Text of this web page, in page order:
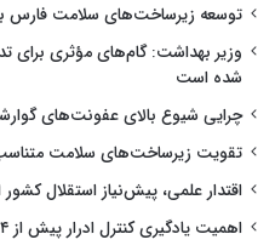
توسعه زیرساخت‌های سلامت فارس با ۳ پروژه شتاب
وزیر بهداشت: گام‌های مؤثری برای
شده است
چرایی شیوع بالای عفونت‌های
تقویت زیرساخت‌های سلامت متناسب
اقتدار علمی، پیش‌نیاز استقلال
اهمیت یادگیری کنترل ادرار پیش از ۴ سالگی